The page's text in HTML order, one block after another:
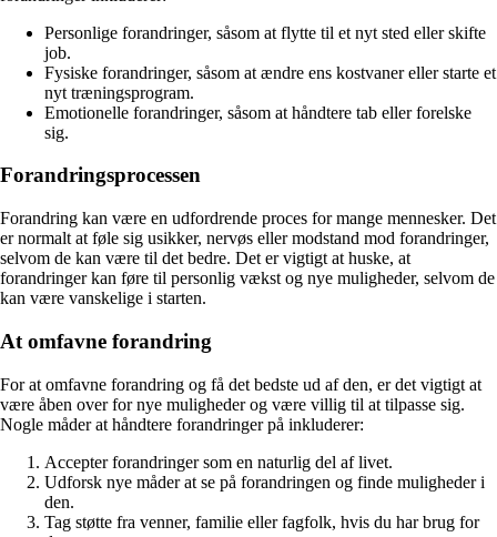
Personlige forandringer, såsom at flytte til et nyt sted eller skifte
job.
Fysiske forandringer, såsom at ændre ens kostvaner eller starte et
nyt træningsprogram.
Emotionelle forandringer, såsom at håndtere tab eller forelske
sig.
Forandringsprocessen
Forandring kan være en udfordrende proces for mange mennesker. Det
er normalt at føle sig usikker, nervøs eller modstand mod forandringer,
selvom de kan være til det bedre. Det er vigtigt at huske, at
forandringer kan føre til personlig vækst og nye muligheder, selvom de
kan være vanskelige i starten.
At omfavne forandring
For at omfavne forandring og få det bedste ud af den, er det vigtigt at
være åben over for nye muligheder og være villig til at tilpasse sig.
Nogle måder at håndtere forandringer på inkluderer:
Accepter forandringer som en naturlig del af livet.
Udforsk nye måder at se på forandringen og finde muligheder i
den.
Tag støtte fra venner, familie eller fagfolk, hvis du har brug for